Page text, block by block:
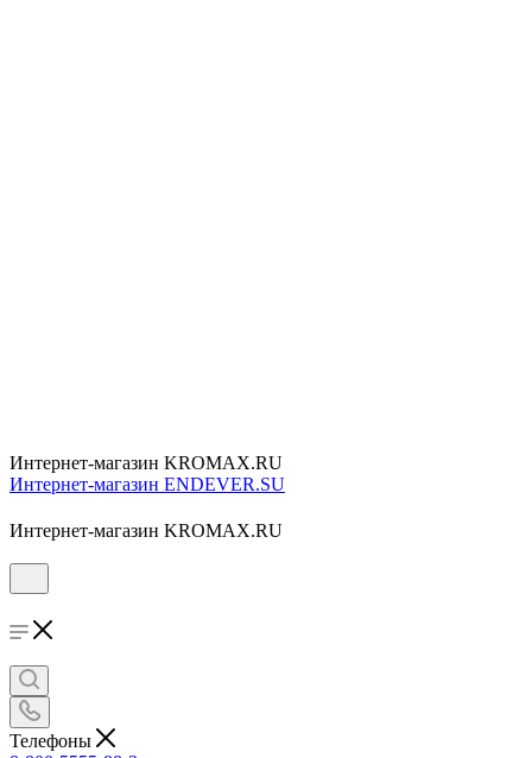
Интернет-магазин KROMAX.RU
Интернет-магазин ENDEVER.SU
Интернет-магазин KROMAX.RU
Телефоны